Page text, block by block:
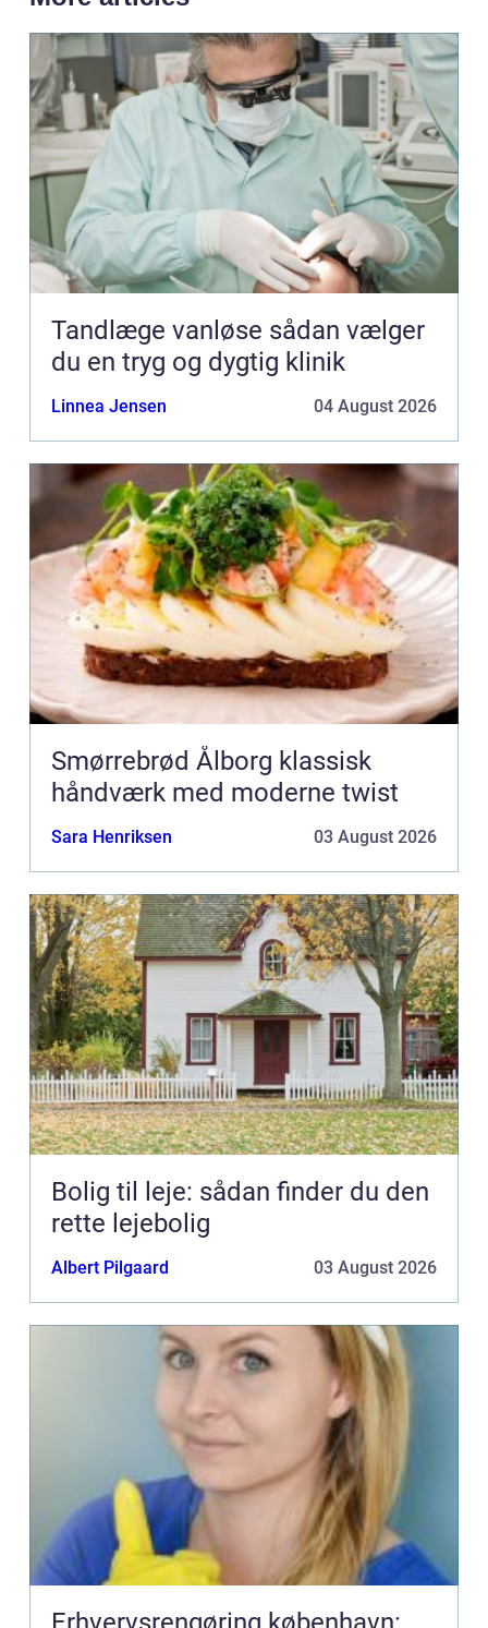
Tandlæge vanløse sådan vælger
du en tryg og dygtig klinik
Linnea Jensen 04 August 2026
Smørrebrød Ålborg klassisk
håndværk med moderne twist
Sara Henriksen 03 August 2026
Bolig til leje: sådan finder du den
rette lejebolig
Albert Pilgaard 03 August 2026